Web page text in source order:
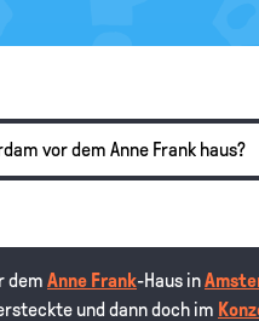
vor dem Anne Frank haus?
dem Anne Frank-Haus in
und dann doch im